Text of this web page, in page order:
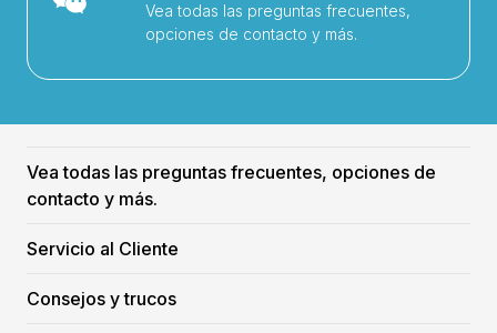
Vea todas las preguntas frecuentes,
opciones de contacto y más.
Vea todas las preguntas frecuentes, opciones de
contacto y más.
Servicio al Cliente
Consejos y trucos